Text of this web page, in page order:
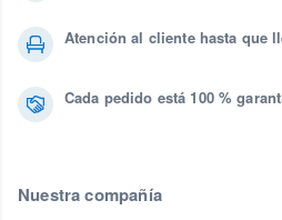
Atención al cliente hasta que
Cada pedido está 100 %
Nuestra compañía